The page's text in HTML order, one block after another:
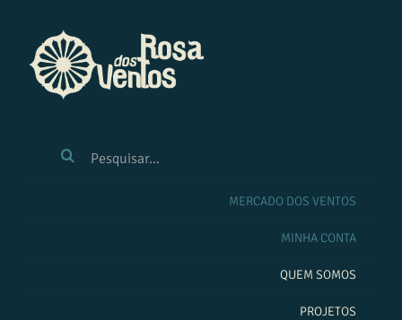
conteúdo
RESULTADOS
MERCADO DOS VENTOS
MINHA CONTA
QUEM SOMOS
PROJETOS